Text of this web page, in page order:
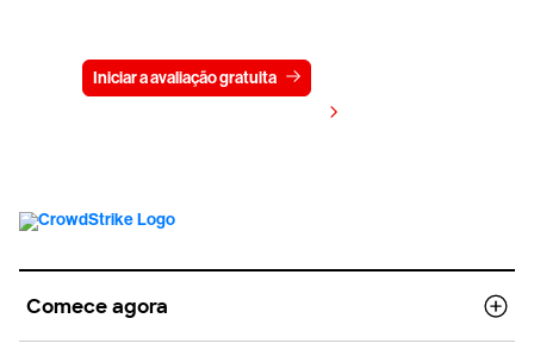
Iniciar a avaliação gratuita
Comece agora